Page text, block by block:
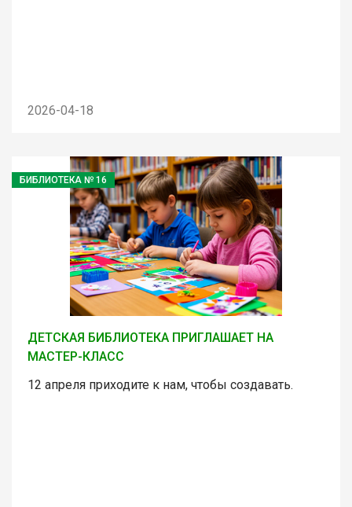
2026-04-18
БИБЛИОТЕКА № 16
ДЕТСКАЯ БИБЛИОТЕКА ПРИГЛАШАЕТ НА
МАСТЕР-КЛАСС
12 апреля приходите к нам, чтобы создавать.